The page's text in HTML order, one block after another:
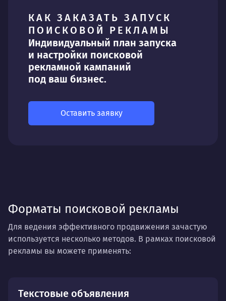
КАК ЗАКАЗАТЬ ЗАПУСК
ПОИСКОВОЙ РЕКЛАМЫ
Индивидуальный план запуска
и настройки поисковой
рекламной кампаний
под ваш бизнес.
Оставить заявку
Форматы поисковой рекламы
Для ведения эффективного продвижения зачастую
используется несколько методов. В рамках поисковой
рекламы вы можете применять:
Текстовые объявления